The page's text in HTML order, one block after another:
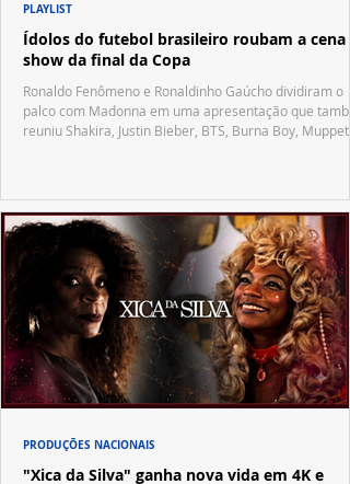
Ídolos do futebol brasileiro roubam a cena
show da final da Copa
Ronaldo Fenômeno e Ronaldinho Gaúcho dividiram o
palco com Madonna em uma apresentação que
reuniu Shakira, Justin Bieber, BTS, Burna Boy, Muppets,
PLAYLIST
"Xica da Silva" ganha nova vida em 4K e
PRODUÇÕES NACIONAIS